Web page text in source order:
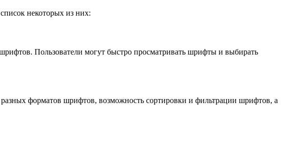
некоторых из них:
Пользователи могут быстро просматривать шрифты и выбирать
форматов шрифтов, возможность сортировки и фильтрации шрифтов, а